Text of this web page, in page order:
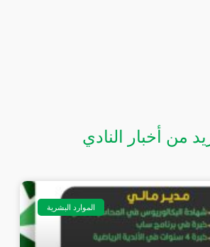
من أخبار النادي
الموارد البشرية